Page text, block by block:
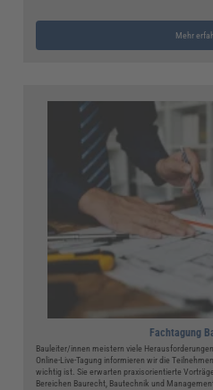
Mehr
Fachtagung
Bauleiter/innen meistern viele
Online-Live-Tagung informieren wir die
wichtig ist. Sie erwarten praxisorientierte
Bereichen Baurecht, Bautechnik und